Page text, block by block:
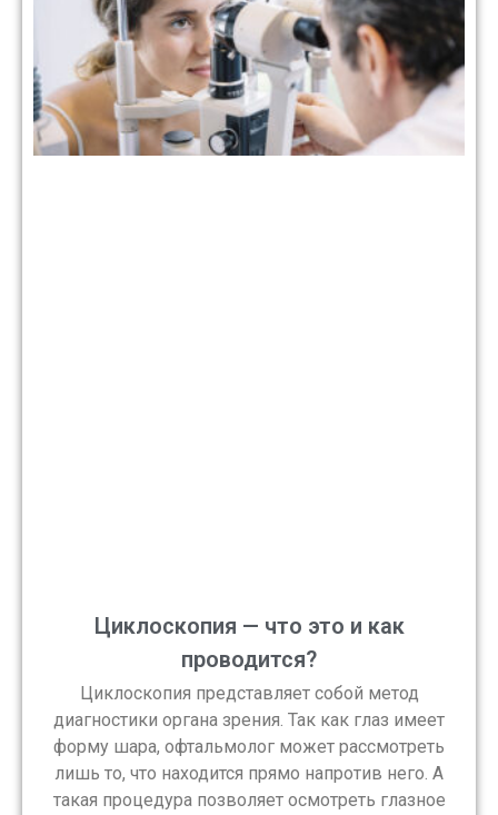
Циклоскопия — что это и как
проводится?
Циклоскопия представляет собой метод
диагностики органа зрения. Так как глаз имеет
форму шара, офтальмолог может рассмотреть
лишь то, что находится прямо напротив него. А
такая процедура позволяет осмотреть глазное